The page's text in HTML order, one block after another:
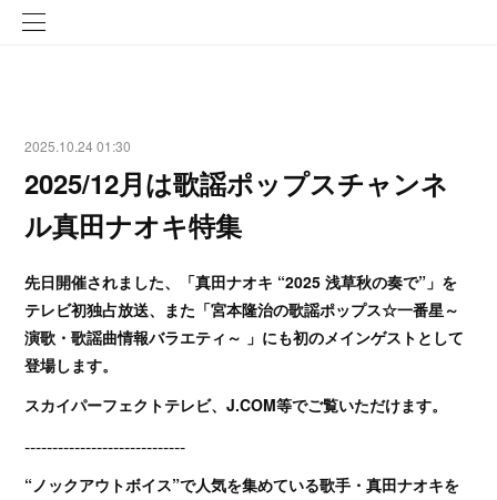
2025.10.24 01:30
2025/12月は歌謡ポップスチャンネ
ル真田ナオキ特集
先日開催されました、「真田ナオキ “2025 浅草秋の奏で”」を
テレビ初独占放送、また「宮本隆治の歌謡ポップス☆一番星～
演歌・歌謡曲情報バラエティ～ 」にも初のメインゲストとして
登場します。
スカイパーフェクトテレビ、J.COM等でご覧いただけます。
-----------------------------
“ノックアウトボイス”で人気を集めている歌手・真田ナオキを